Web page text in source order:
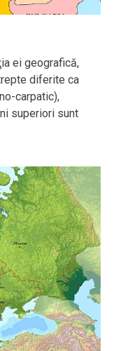
ei geografică,
diferite ca
carpatic),
superiori sunt